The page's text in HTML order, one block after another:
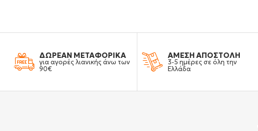
ΔΩΡΕΑΝ ΜΕΤΑΦΟΡΙΚΑ
για αγορές λιανικής άνω των
90€
ΑΜΕΣΗ ΑΠΟΣΤΟΛΗ
3-5 ημέρες σε όλη την
Ελλάδα